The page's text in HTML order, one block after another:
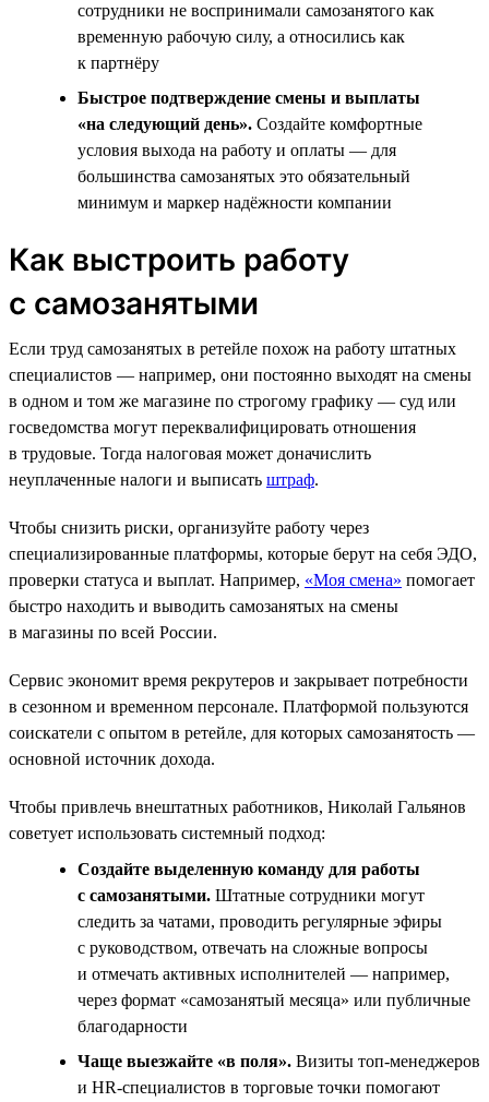
сотрудники не воспринимали самозанятого как
временную рабочую силу, а относились как
к партнёру
Быстрое подтверждение смены и выплаты
«на следующий день». Создайте комфортные
условия выхода на работу и оплаты — для
большинства самозанятых это обязательный
минимум и маркер надёжности компании
Как выстроить работу
с самозанятыми
Если труд самозанятых в ретейле похож на работу штатных
специалистов — например, они постоянно выходят на смены
в одном и том же магазине по строгому графику — суд или
госведомства могут переквалифицировать отношения
в трудовые. Тогда налоговая может доначислить
неуплаченные налоги и выписать штраф.
Чтобы снизить риски, организуйте работу через
специализированные платформы, которые берут на себя ЭДО,
проверки статуса и выплат. Например, «Моя смена» помогает
быстро находить и выводить самозанятых на смены
в магазины по всей России.
Сервис экономит время рекрутеров и закрывает потребности
в сезонном и временном персонале. Платформой пользуются
соискатели с опытом в ретейле, для которых самозанятость —
основной источник дохода.
Чтобы привлечь внештатных работников, Николай Гальянов
советует использовать системный подход:
Создайте выделенную команду для работы
с самозанятыми. Штатные сотрудники могут
следить за чатами, проводить регулярные эфиры
с руководством, отвечать на сложные вопросы
и отмечать активных исполнителей — например,
через формат «самозанятый месяца» или публичные
благодарности
Чаще выезжайте «в поля». Визиты топ‑менеджеров
и HR‑специалистов в торговые точки помогают